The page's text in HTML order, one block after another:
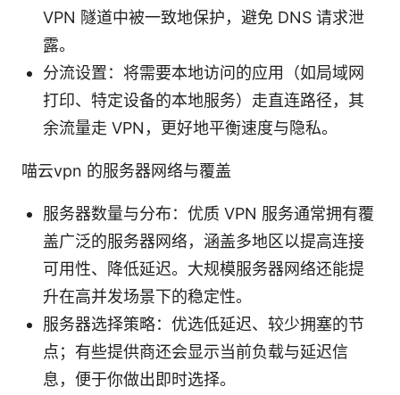
VPN 隧道中被一致地保护，避免 DNS 请求泄
露。
分流设置：将需要本地访问的应用（如局域网
打印、特定设备的本地服务）走直连路径，其
余流量走 VPN，更好地平衡速度与隐私。
喵云vpn 的服务器网络与覆盖
服务器数量与分布：优质 VPN 服务通常拥有覆
盖广泛的服务器网络，涵盖多地区以提高连接
可用性、降低延迟。大规模服务器网络还能提
升在高并发场景下的稳定性。
服务器选择策略：优选低延迟、较少拥塞的节
点；有些提供商还会显示当前负载与延迟信
息，便于你做出即时选择。